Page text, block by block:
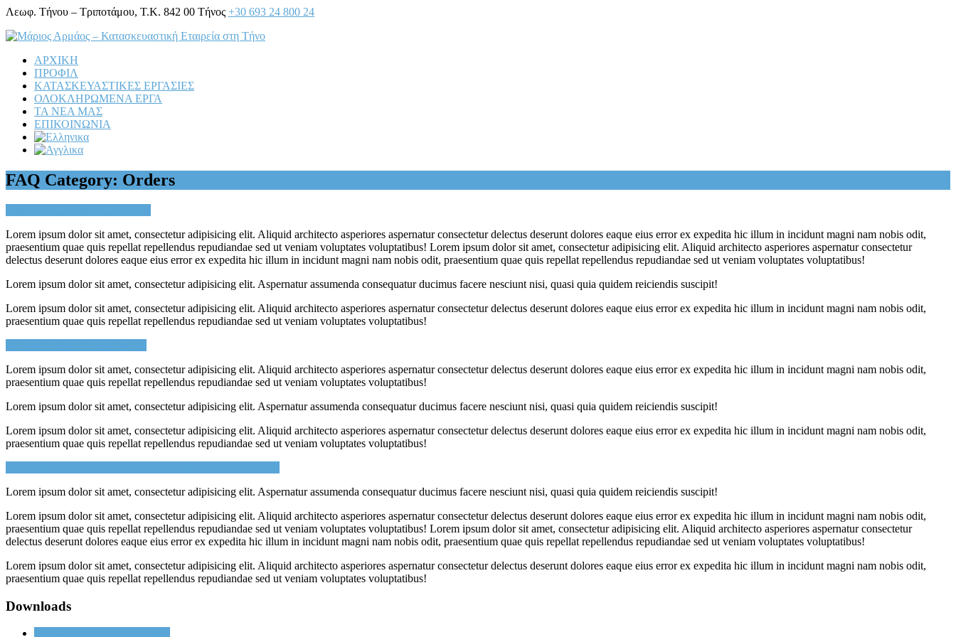
Λεωφ. Τήνου – Τριποτάμου, Τ.Κ. 842 00 Τήνος +30 693 24 800 24
ΑΡΧΙΚΗ
ΠΡΟΦΙΛ
ΚΑΤΑΣΚΕΥΑΣΤΙΚΕΣ ΕΡΓΑΣΙΕΣ
ΟΛΟΚΛΗΡΩΜΕΝΑ ΕΡΓΑ
ΤΑ ΝΕΑ ΜΑΣ
ΕΠΙΚΟΙΝΩΝΙΑ
Open
Mobile
FAQ Category: Orders
Lorem ipsum dolor sit amet, consectetur adipisicing elit. Aliquid architecto asperiores aspernatur consectetur delectus deserunt dolores eaque eius error ex expedita hic illum in incidunt magni nam nobis odit,
praesentium quae quis repellat repellendus repudiandae sed ut veniam voluptates voluptatibus! Lorem ipsum dolor sit amet, consectetur adipisicing elit. Aliquid architecto asperiores aspernatur consectetur
delectus deserunt dolores eaque eius error ex expedita hic illum in incidunt magni nam nobis odit, praesentium quae quis repellat repellendus repudiandae sed ut veniam voluptates voluptatibus!
Lorem ipsum dolor sit amet, consectetur adipisicing elit. Aspernatur assumenda consequatur ducimus facere nesciunt nisi, quasi quia quidem reiciendis suscipit!
Lorem ipsum dolor sit amet, consectetur adipisicing elit. Aliquid architecto asperiores aspernatur consectetur delectus deserunt dolores eaque eius error ex expedita hic illum in incidunt magni nam nobis odit,
praesentium quae quis repellat repellendus repudiandae sed ut veniam voluptates voluptatibus!
Lorem ipsum dolor sit amet, consectetur adipisicing elit. Aliquid architecto asperiores aspernatur consectetur delectus deserunt dolores eaque eius error ex expedita hic illum in incidunt magni nam nobis odit,
praesentium quae quis repellat repellendus repudiandae sed ut veniam voluptates voluptatibus!
Lorem ipsum dolor sit amet, consectetur adipisicing elit. Aspernatur assumenda consequatur ducimus facere nesciunt nisi, quasi quia quidem reiciendis suscipit!
Lorem ipsum dolor sit amet, consectetur adipisicing elit. Aliquid architecto asperiores aspernatur consectetur delectus deserunt dolores eaque eius error ex expedita hic illum in incidunt magni nam nobis odit,
praesentium quae quis repellat repellendus repudiandae sed ut veniam voluptates voluptatibus!
Lorem ipsum dolor sit amet, consectetur adipisicing elit. Aspernatur assumenda consequatur ducimus facere nesciunt nisi, quasi quia quidem reiciendis suscipit!
Lorem ipsum dolor sit amet, consectetur adipisicing elit. Aliquid architecto asperiores aspernatur consectetur delectus deserunt dolores eaque eius error ex expedita hic illum in incidunt magni nam nobis odit,
praesentium quae quis repellat repellendus repudiandae sed ut veniam voluptates voluptatibus! Lorem ipsum dolor sit amet, consectetur adipisicing elit. Aliquid architecto asperiores aspernatur consectetur
delectus deserunt dolores eaque eius error ex expedita hic illum in incidunt magni nam nobis odit, praesentium quae quis repellat repellendus repudiandae sed ut veniam voluptates voluptatibus!
Lorem ipsum dolor sit amet, consectetur adipisicing elit. Aliquid architecto asperiores aspernatur consectetur delectus deserunt dolores eaque eius error ex expedita hic illum in incidunt magni nam nobis odit,
praesentium quae quis repellat repellendus repudiandae sed ut veniam voluptates voluptatibus!
Downloads